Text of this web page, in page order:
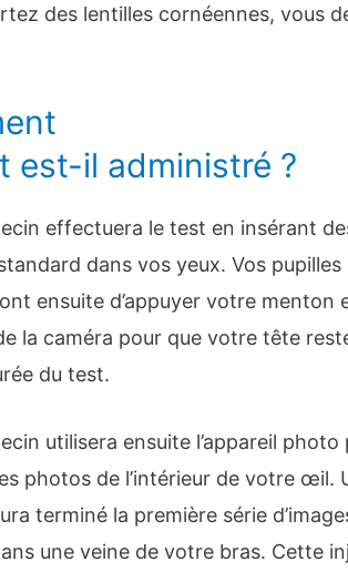
des lentilles cornéennes, vous
est-il administré ?
effectuera le test en insérant
dans vos yeux. Vos
ensuite d’appuyer votre
la caméra pour que votre tête
du test.
utilisera ensuite l’appareil
photos de l’intérieur de votre œil.
terminé la première série
une veine de votre bras. Cette